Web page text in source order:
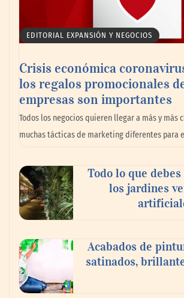
Nansha, Guangzhou, crea un
ecosistema de comercio
oportunidades
EDITORIAL EXPANSIÓN Y NEGOCIOS
Crisis económica
los regalos promocionales
empresas son importantes
Todos los negocios quieren llegar a más y más
muchas tácticas de marketing diferentes para
Todo lo que
los jardines
Acabados de
satinados,